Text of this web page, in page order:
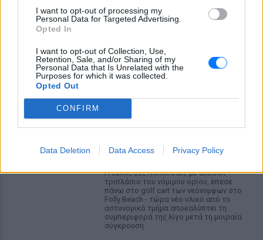
I want to opt-out of processing my
Personal Data for Targeted Advertising.
Opted In
I want to opt-out of Collection, Use,
Retention, Sale, and/or Sharing of my
Personal Data that Is Unrelated with the
Purposes for which it was collected.
Opted Out
CONFIRM
Data Deletion Data Access Privacy Policy
ΔΕΙΤΕ ΕΠΙΣΗΣ
ΣΤΗΝ ΙΔΙΑ ΚΑΤΗΓΟΡΙΑ
βίντεο της μεθυσμένης οδηγού
που σκότωσε νύφη ώρες μετά
Η Jamie Lee Komoroski, με αλκοόλ
τριπλάσιο του νόμιμου ορίου, έπεσε
πάνω στο golf cart των νεόνυμφων στο
Folly Beach - τώρα νέο υλικό από το
αστυνομικό τμήμα αποκαλύπτει τη
συμπεριφορά της λίγο μετά τη μοιραία
σύγκρουση